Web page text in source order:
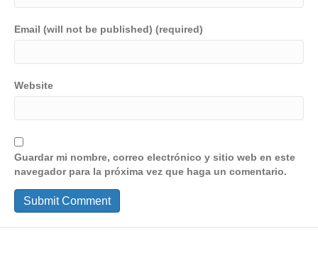
Email (will not be published) (required)
Website
Guardar mi nombre, correo electrónico y sitio web en este
navegador para la próxima vez que haga un comentario.